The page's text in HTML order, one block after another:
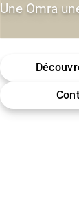
Une Omra
Omra (Umrah) ·
Encadrement